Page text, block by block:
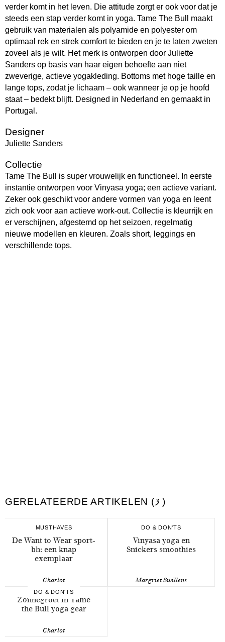
verder komt in het leven. Die attitude zorgt er ook voor dat je
steeds een stap verder komt in yoga. Tame The Bull maakt
gebruik van materialen als polyamide en polyester om
optimaal rek en strek comfort te bieden en je te laten zweten
zoveel als je wilt. Het merk is ontworpen door Juliette
Sanders op basis van haar eigen behoefte aan niet
zweverige, actieve yogakleding. Bottoms met hoge taille en
lange tops, zodat je lichaam – ook wanneer je op je hoofd
staat – bedekt blijft. Designed in Nederland en gemaakt in
Portugal.
Designer
Juliette Sanders
Collectie
Tame The Bull is super vrouwelijk en functioneel. In eerste
instantie ontworpen voor Vinyasa yoga; een actieve variant.
Zeker ook geschikt voor andere vormen van yoga en leent
zich ook voor aan actieve work-out. Collectie is kleurrijk en
er verschijnen, afgestemd op het seizoen, regelmatig
nieuwe modellen en kleuren. Zoals short, leggings en
verschillende tops.
GERELATEERDE ARTIKELEN (3 )
MUSTHAVES
De Want to Wear sport-
bh: een knap
exemplaar
Charlot
DO & DON'TS
Vinyasa yoga en
Snickers smoothies
Margriet Swillens
DO & DON'TS
Zonnegroet in Tame
the Bull yoga gear
Charlot